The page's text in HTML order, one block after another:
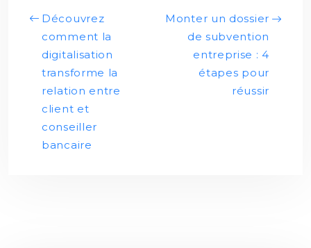
Découvrez
comment la
digitalisation
transforme la
relation entre
client et
conseiller
bancaire
Monter un dossier
de subvention
entreprise : 4
étapes pour
réussir